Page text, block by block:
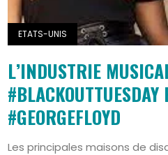
ETATS-UNIS
L’INDUSTRIE
#GEORGEFLOYD
Les principales maisons de